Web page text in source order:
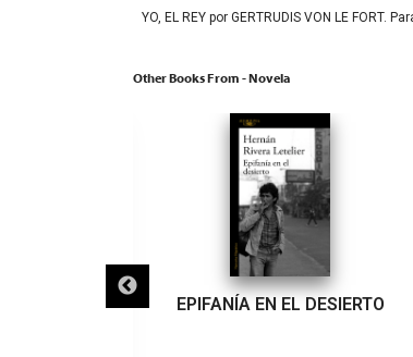
YO, EL REY por GERTRUDIS VON LE
Other Books From - Novela
EPIFANÍA EN EL DESIERTO